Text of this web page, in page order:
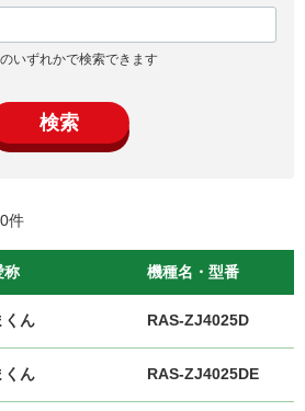
いずれかで検索できます
検索
件
称 機種名・型番
くん RAS-ZJ4025D
くん RAS-ZJ4025DE